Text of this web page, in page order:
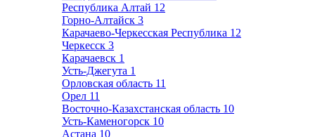
Республика Алтай 12
Горно-Алтайск 3
Карачаево-Черкесская Республика 12
Черкесск 3
Карачаевск 1
Усть-Джегута 1
Орловская область 11
Орел 11
Восточно-Казахстанская область 10
Усть-Каменогорск 10
Астана 10